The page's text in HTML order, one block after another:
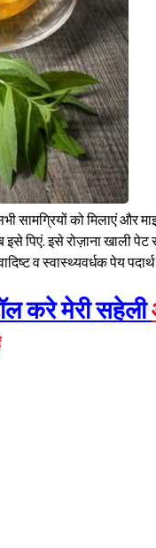
को मिलाएं और
इसे पिएं. इसे रोज़ाना खाली
व स्वास्थ्यवर्धक पेय पदार्थ
करे मेरी सहेली